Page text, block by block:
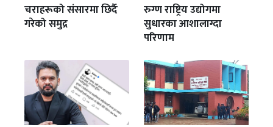
चराहरूको संसारमा छिर्दै
गरेको समुद्र
रुग्ण राष्ट्रिय उद्योगमा
सुधारका आशालाग्दा
परिणाम